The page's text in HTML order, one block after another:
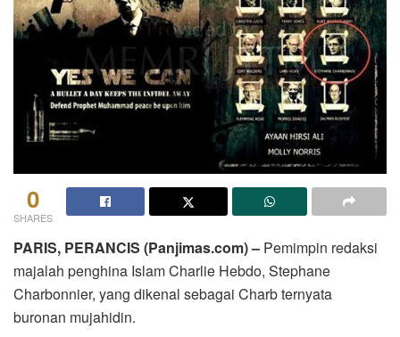
0
SHARES
PARIS, PERANCIS (Panjimas.com) – Pemimpin redaksi
majalah penghina Islam Charlie Hebdo, Stephane
Charbonnier, yang dikenal sebagai Charb ternyata
buronan mujahidin.